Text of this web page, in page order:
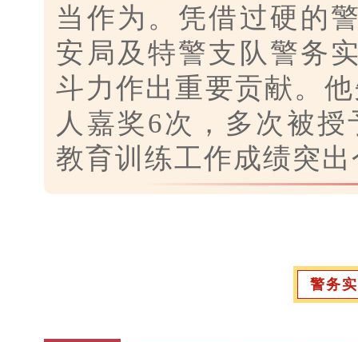
当作为。凭借过硬的
安局及特警支队警务
斗力作出重要贡献。
人嘉奖6次，多次被
教育训练工作成绩突
警务